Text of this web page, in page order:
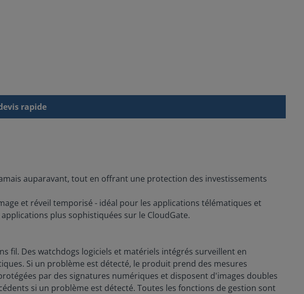
rapide
auparavant, tout en offrant une protection des investissements
et réveil temporisé - idéal pour les applications télématiques et
plus sophistiquées sur le CloudGate.
fil. Des watchdogs logiciels et matériels intégrés surveillent en
Si un problème est détecté, le produit prend des mesures
par des signatures numériques et disposent d'images doubles
si un problème est détecté. Toutes les fonctions de gestion sont